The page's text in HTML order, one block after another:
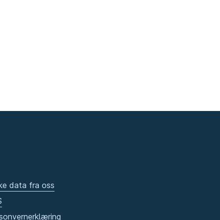
data fra oss